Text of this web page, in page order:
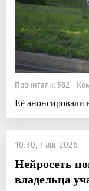
Прочитали: 582
Её анонсировали
10:30, 7 авг 2026
Нейросеть
владельца